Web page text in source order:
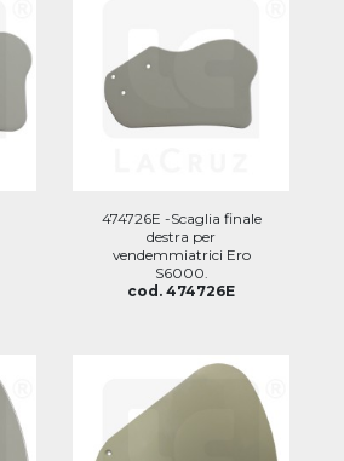
474726E -Scaglia finale
destra per
vendemmiatrici Ero
S6000.
cod. 474726E